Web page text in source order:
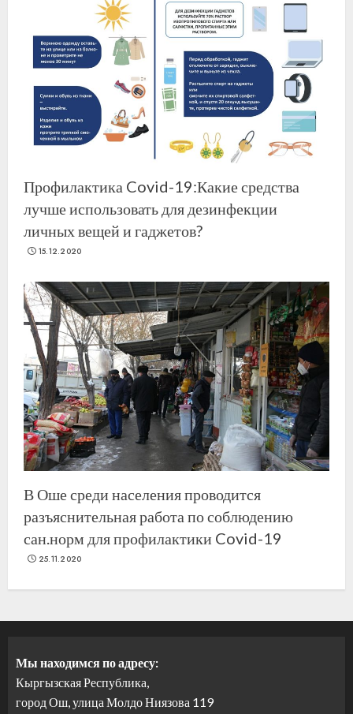
Профилактика Covid-19:Какие средства
лучше использовать для дезинфекции
личных вещей и гаджетов?
15.12.2020
В Оше среди населения проводится
разъяснительная работа по соблюдению
сан.норм для профилактики Covid-19
25.11.2020
Мы находимся по адресу:
Кыргызская Республика,
город Ош, улица Молдо Ниязова 119